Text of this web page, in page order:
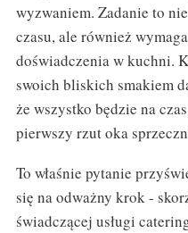
wyzwaniem. Zadanie to
czasu, ale również
doświadczenia w kuchni.
swoich bliskich smakiem
że wszystko będzie na
pierwszy rzut oka
To właśnie pytanie
się na odważny krok -
świadczącej usługi